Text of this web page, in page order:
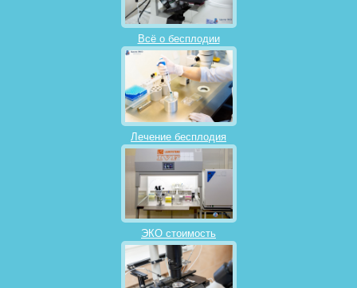
Всё о бесплодии
Лечение бесплодия
ЭКО стоимость